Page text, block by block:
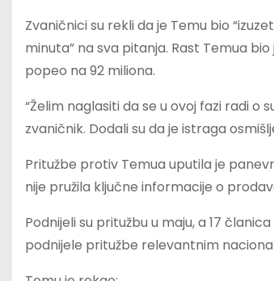
Zvaničnici su rekli da je Temu bio
minuta” na sva pitanja. Rast Temua
popeo na 92 ​​miliona.
“Želim naglasiti da se u ovoj fazi radi o
zvaničnik. Dodali su da je istraga
Pritužbe protiv Temua uputila je
nije pružila ključne informacije o
Podnijeli su pritužbu u maju, a 17
podnijele pritužbe relevantnim